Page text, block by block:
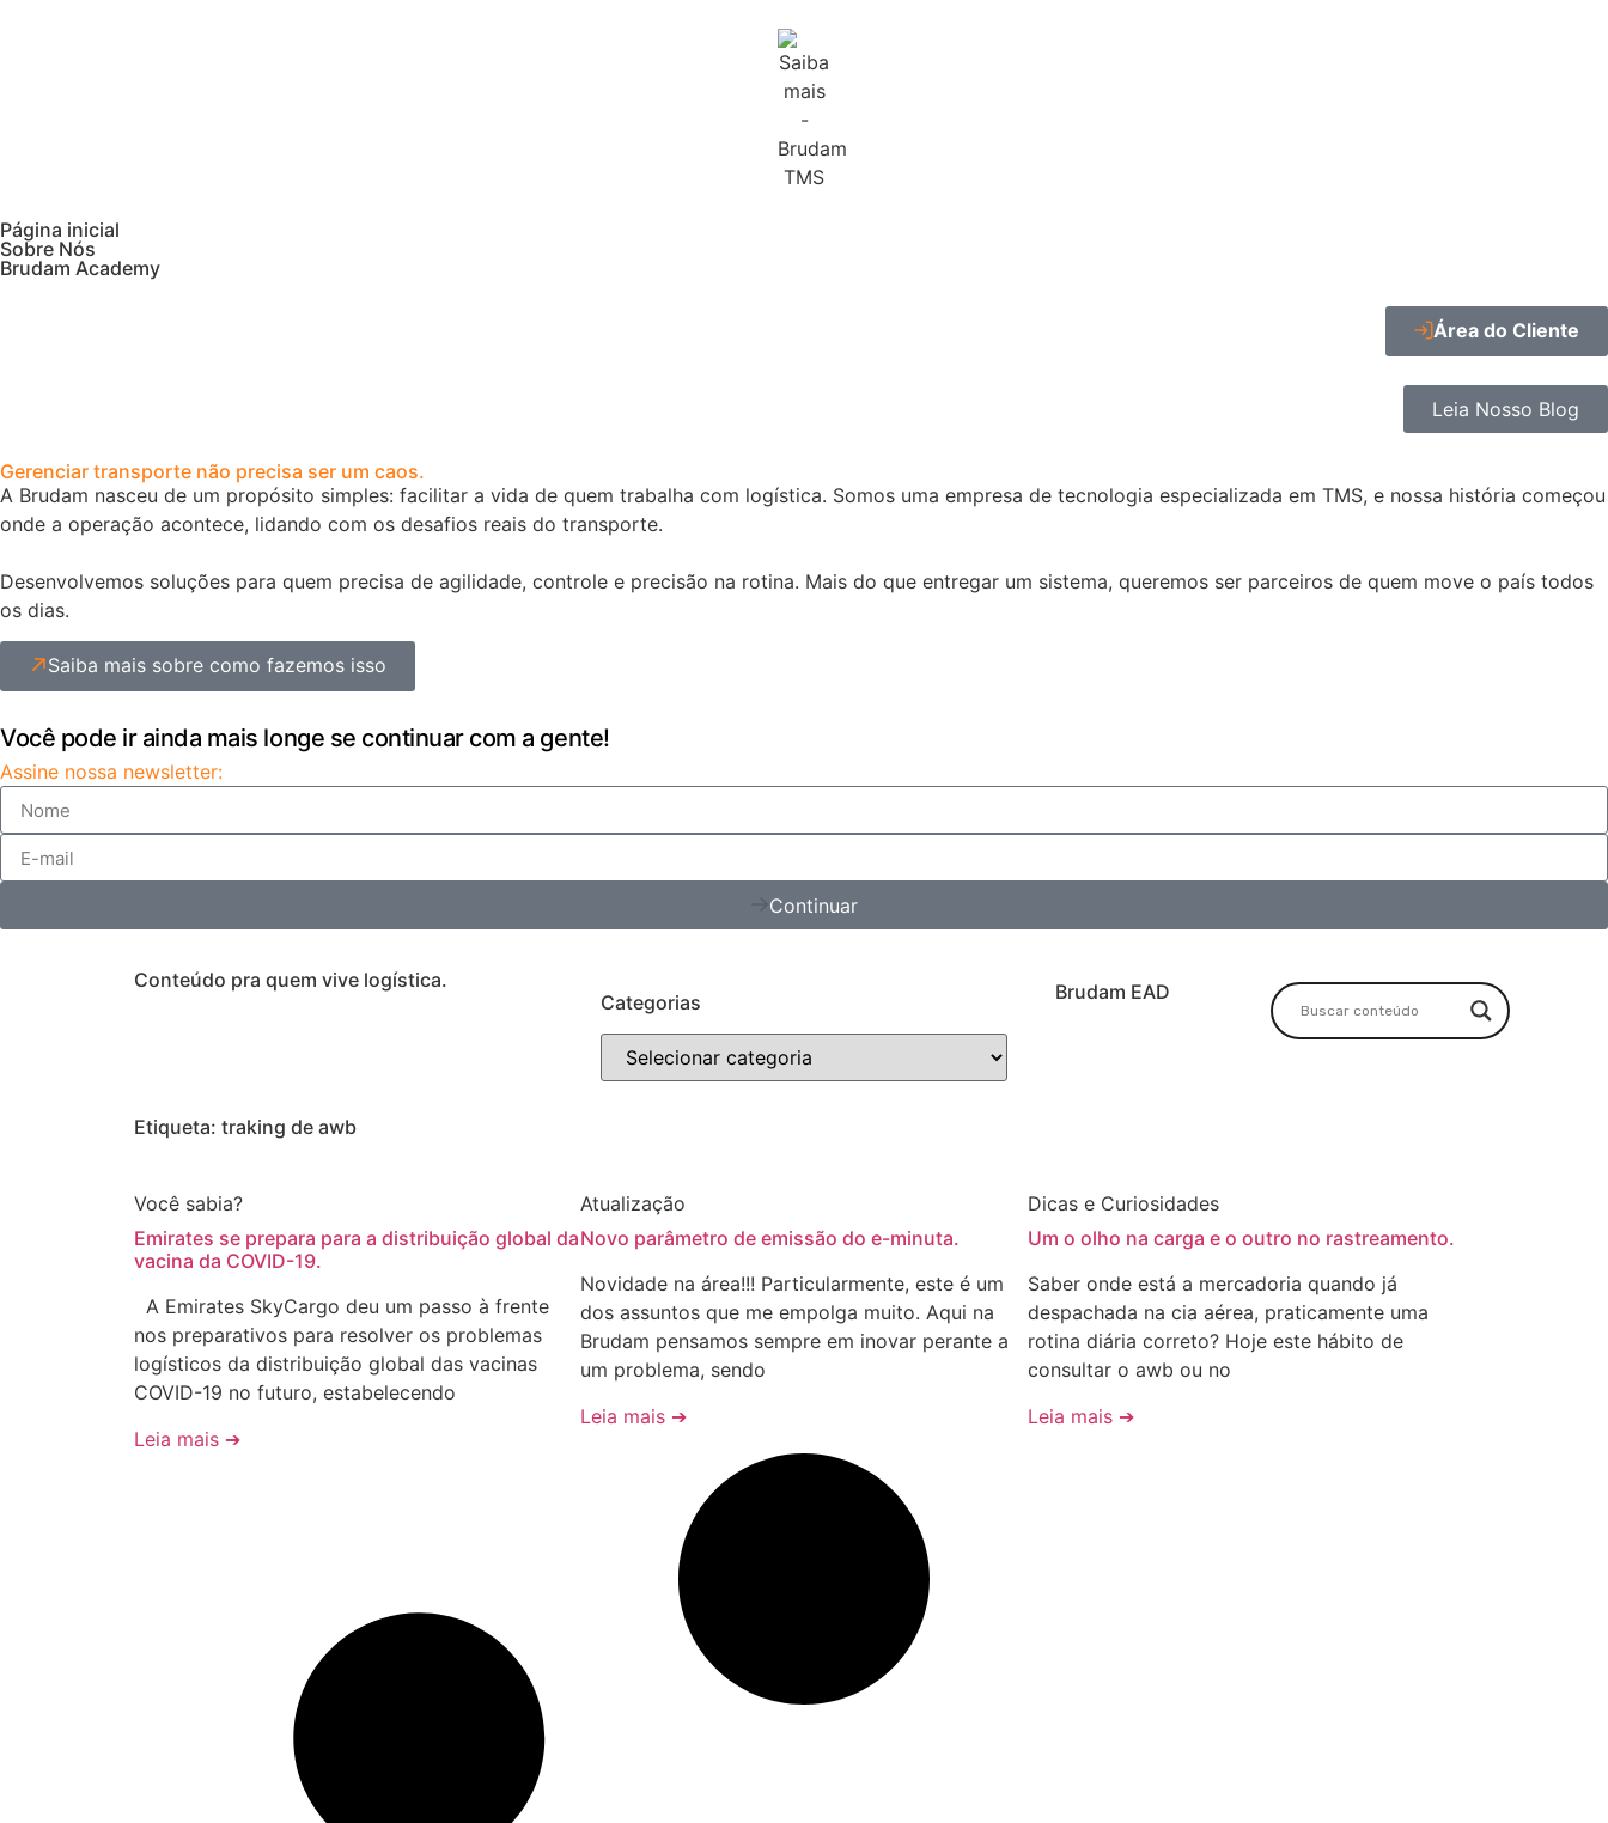
Página inicial
Sobre Nós
Brudam Academy
Área do Cliente
Leia Nosso Blog
Gerenciar transporte não precisa ser um caos.
A Brudam nasceu de um propósito simples: facilitar a vida de quem trabalha com logística. Somos uma empresa de tecnologia especializada em TMS, e nossa história começou
onde a operação acontece, lidando com os desafios reais do transporte.
Desenvolvemos soluções para quem precisa de agilidade, controle e precisão na rotina. Mais do que entregar um sistema, queremos ser parceiros de quem move o país todos
os dias.
Saiba mais sobre como fazemos isso
Você pode ir ainda mais longe se continuar com a gente!
Assine nossa newsletter:
Continuar
Conteúdo pra quem vive logística.
Categorias
Brudam EAD
Etiqueta: traking de awb
Você sabia?
Emirates se prepara para a distribuição global da
vacina da COVID-19.
A Emirates SkyCargo deu um passo à frente
nos preparativos para resolver os problemas
logísticos da distribuição global das vacinas
COVID-19 no futuro, estabelecendo
Leia mais ➔
Atualização
Novo parâmetro de emissão do e-minuta.
Novidade na área!!! Particularmente, este é um
dos assuntos que me empolga muito. Aqui na
Brudam pensamos sempre em inovar perante a
um problema, sendo
Leia mais ➔
Dicas e Curiosidades
Um o olho na carga e o outro no rastreamento.
Saber onde está a mercadoria quando já
despachada na cia aérea, praticamente uma
rotina diária correto? Hoje este hábito de
consultar o awb ou no
Leia mais ➔